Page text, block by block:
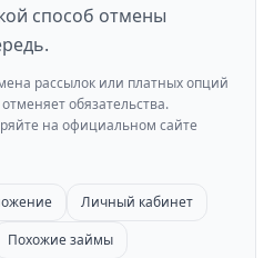
способ отмены
рассылок или платных опций
обязательства.
на официальном сайте
Личный кабинет
Похожие займы